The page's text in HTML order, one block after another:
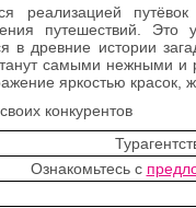
реализацией
путешествий. Это
в древние истории
самыми нежными
яркостью красок,
конкурентов
Ознакомьтесь с